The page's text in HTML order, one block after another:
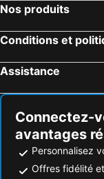
Nos produits
Conditions et
Assistance
Connectez-
avantages
Personnalisez
Offres fidélité